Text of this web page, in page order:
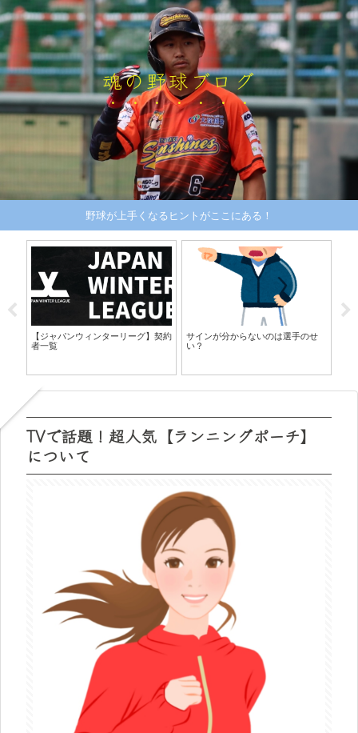
魂の野球ブログ
野球が上手くなるヒントがここにある！
【ジャパンウィンターリーグ】契約
者一覧
サインが分からないのは選手のせ
い？
TVで話題！超人気【ランニングポーチ】
について